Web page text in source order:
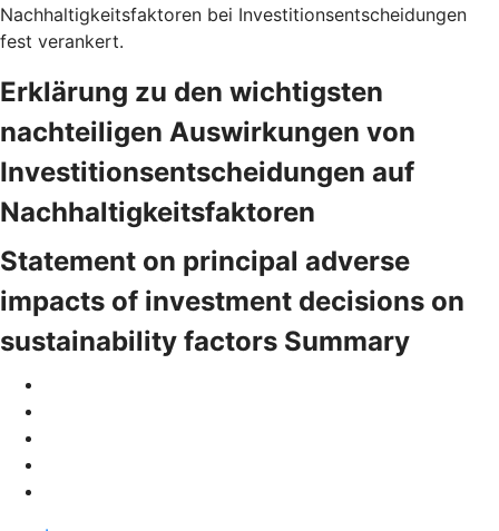
Nachhaltigkeitsfaktoren bei Investitionsentscheidungen
fest verankert.
Erklärung zu den wichtigsten
nachteiligen Auswirkungen von
Investitionsentscheidungen auf
Nachhaltigkeitsfaktoren
Statement on principal adverse
impacts of investment decisions on
sustainability factors Summary